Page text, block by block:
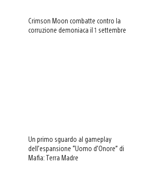
Crimson Moon combatte contro la
corruzione demoniaca il 1 settembre
Un primo sguardo al gameplay
dell’espansione “Uomo d’Onore” di
Mafia: Terra Madre